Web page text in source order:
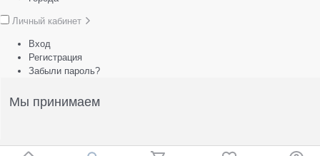
Личный кабинет
Вход
Регистрация
Забыли пароль?
Мы принимаем